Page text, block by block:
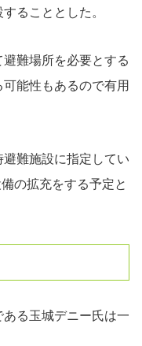
ることとした。
難場所を必要とする
能性もあるので有用
難施設に指定してい
の拡充をする予定と
る玉城デニー氏は一